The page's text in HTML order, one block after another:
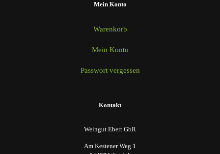
Mein Konto
Warenkorb
Mein Konto
Passwort vergessen
Kontakt
Weingut Ebert GbR
Am Kestener Weg 1